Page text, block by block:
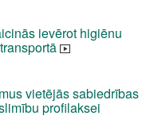
ievērot higiēnu
vietējās sabiedrības
profilaksei